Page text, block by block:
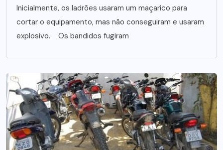
Inicialmente, os ladrões usaram um maçarico para
cortar o equipamento, mas não conseguiram e usaram
explosivo. Os bandidos fugiram